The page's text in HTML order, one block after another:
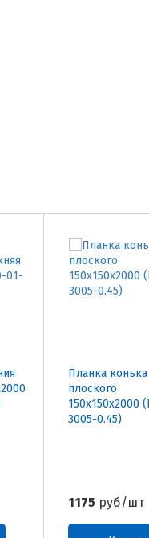
Планка конька
плоского
150х150х2000
3005-0.45)
1175 руб/шт